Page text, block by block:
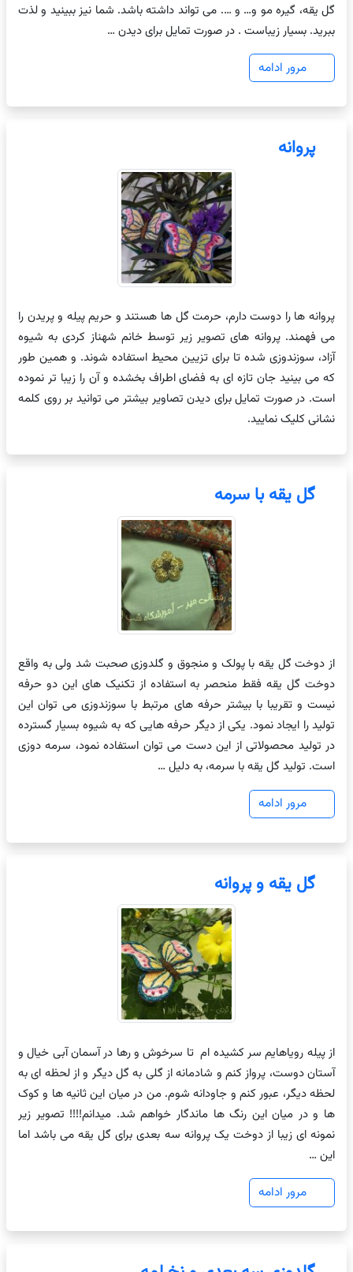
گل یقه، گیره مو و… و …. می تواند داشته باشد. شما نیز ببینید و لذت
ببرید. بسیار زیباست . در صورت تمایل برای دیدن …
مرور ادامه
پروانه
پروانه ها را دوست دارم، حرمت گل ها هستند و حریم پیله و پریدن را
می فهمند. پروانه های تصویر زیر توسط خانم شهناز کردی به شیوه
آزاد، سوزندوزی شده تا برای تزیین محیط استفاده شوند. و همین طور
که می بینید جان تازه ای به فضای اطراف بخشده و آن را زیبا تر نموده
است. در صورت تمایل برای دیدن تصاویر بیشتر می توانید بر روی کلمه
نشانی کلیک نمایید.
گل یقه با سرمه
از دوخت گل یقه با پولک و منجوق و گلدوزی صحبت شد ولی به واقع
دوخت گل یقه فقط منحصر به استفاده از تکنیک های این دو حرفه
نیست و تقریبا با بیشتر حرفه های مرتبط با سوزندوزی می توان این
تولید را ایجاد نمود. یکی از دیگر حرفه هایی که به شیوه بسیار گسترده
در تولید محصولاتی از این دست می توان استفاده نمود، سرمه دوزی
است. تولید گل یقه با سرمه، به دلیل …
مرور ادامه
گل یقه و پروانه
از پیله رویاهایم سر کشیده ام تا سرخوش و رها در آسمان آبی خیال و
آستان دوست، پرواز کنم و شادمانه از گلی به گل دیگر و از لحظه ای به
لحظه دیگر، عبور کنم و جاودانه شوم. من در میان این ثانیه ها و کوک
ها و در میان این رنگ ها ماندگار خواهم شد. میدانم!!!! تصویر زیر
نمونه ای زیبا از دوخت یک پروانه سه بعدی برای گل یقه می باشد اما
این …
مرور ادامه